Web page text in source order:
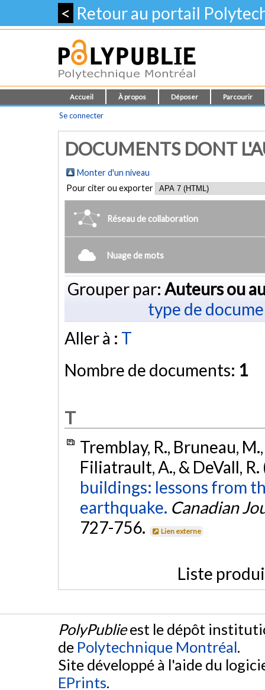
< Retour au portail
Accueil À propos Déposer Parcourir
Se connecter
DOCUMENTS DONT
Monter d'un niveau
Pour citer ou exporter
Réseau de collaboration
Nuage de mots
Grouper par: Auteurs ou
type de
Aller à : T
Nombre de documents: 1
T
Tremblay, R., Bruneau,
Filiatrault, A., & DeVall,
buildings: lessons from
earthquake. Canadian
727-756.
Lien externe
Liste
PolyPublieest le dépôt
de Polytechnique Montréal.
Site développé à l'aide du
EPrints.